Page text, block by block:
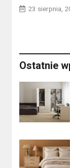
23 sierpnia,
Ostatnie